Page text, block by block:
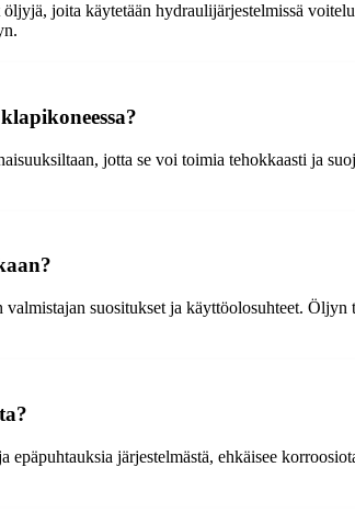
joita käytetään hydraulijärjestelmissä
jotta se voi toimia tehokkaasti ja
suositukset ja käyttöolosuhteet.
järjestelmästä, ehkäisee